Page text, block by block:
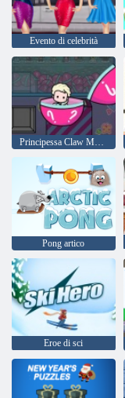
Evento di celebrità
Principessa Claw Machine
Pong artico
Eroe di sci